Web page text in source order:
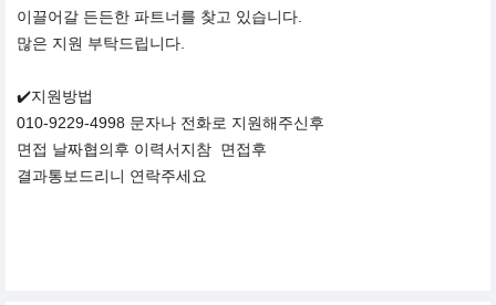
이끌어갈 든든한 파트너를 찾고 있습니다.
많은 지원 부탁드립니다.
✔️지원방법
010-9229-4998 문자나 전화로 지원해주신후
면접 날짜협의후 이력서지참 면접후
결과통보드리니 연락주세요